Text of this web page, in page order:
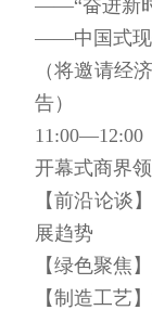
——“奋进新
——中国式现
（将邀请经
告）
11:00—12:00
开幕式商界
【前沿论谈
展趋势
【绿色聚焦
【制造工艺